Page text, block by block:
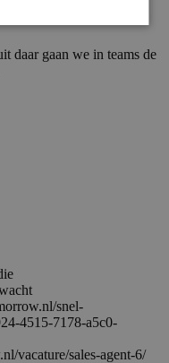
daar gaan we in teams de
snel-
4515-7178-a5c0-
vacature/sales-agent-6/